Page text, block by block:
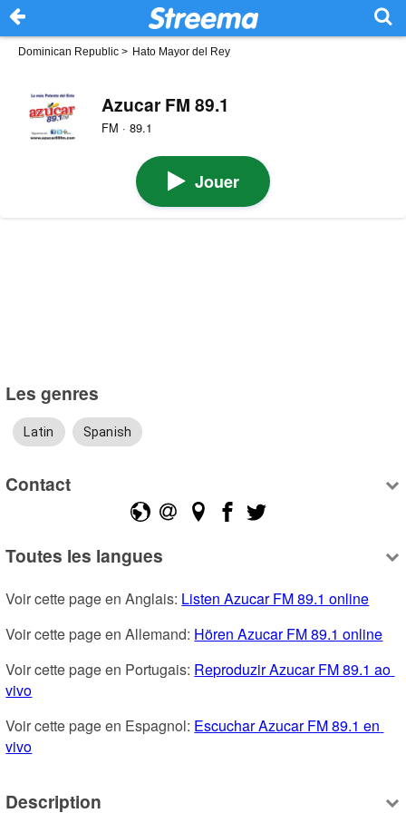
Dominican Republic > Hato Mayor del Rey
Azucar FM 89.1
FM · 89.1
Jouer
Les genres
Latin Spanish
Contact
Toutes les langues
Voir cette page en Anglais: Listen Azucar FM 89.1 online
Voir cette page en Allemand: Hören Azucar FM 89.1 online
Voir cette page en Portugais: Reproduzir Azucar FM 89.1 ao
vivo
Voir cette page en Espagnol: Escuchar Azucar FM 89.1 en
vivo
Description